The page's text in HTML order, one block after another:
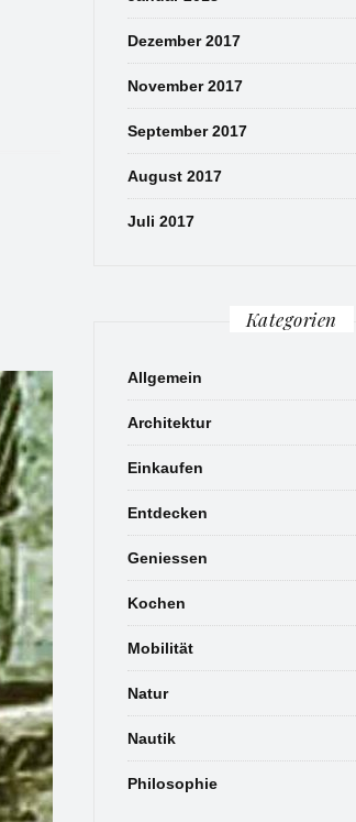
Dezember 2017
November 2017
September 2017
August 2017
Juli 2017
Kategorien
Allgemein
Architektur
Einkaufen
Entdecken
Geniessen
Kochen
Mobilität
Natur
Nautik
Philosophie